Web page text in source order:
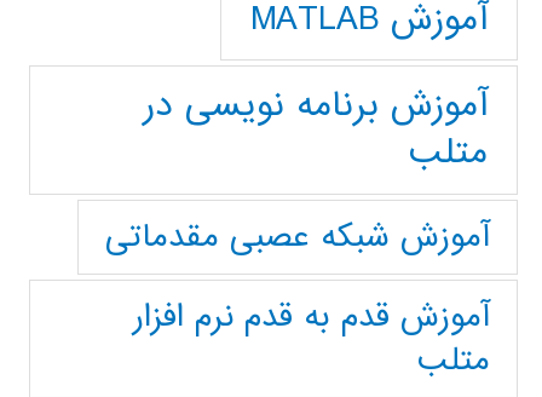
آموزش MATLAB
آموزش برنامه نویسی در
متلب
آموزش شبکه عصبی مقدماتی
آموزش قدم به قدم نرم افزار
متلب